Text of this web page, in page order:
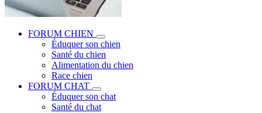
FORUM CHIEN
Éduquer son chien
Santé du chien
Alimentation du chien
Race chien
FORUM CHAT
Éduquer son chat
Santé du chat